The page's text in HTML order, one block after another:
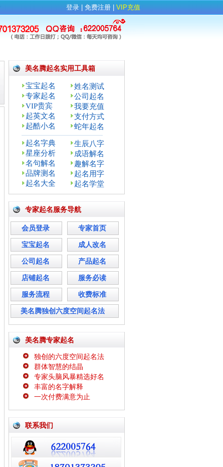
登录 免费注册 VIP充值
美名腾起名实用工具箱
宝宝起名
姓名测试
专家起名
公司起名
VIP贵宾
我要充值
起英文名
支付方式
起酷小名
蛇年起名
起名字典
生辰八字
星座分析
成语解名
名句解名
趣解名字
品牌测名
起名用字
起名大全
起名学堂
专家起名服务导航
会员登录 专家首页
宝宝起名 成人改名
公司起名 产品起名
店铺起名 服务必读
服务流程 收费标准
美名腾独创六度空间起名法
美名腾专家起名
独创的六度空间起名法
群体智慧的结晶
专家头脑风暴精选好名
丰富的名字解释
一次付费满意为止
联系我们